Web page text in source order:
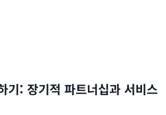
기: 장기적 파트너십과 서비스